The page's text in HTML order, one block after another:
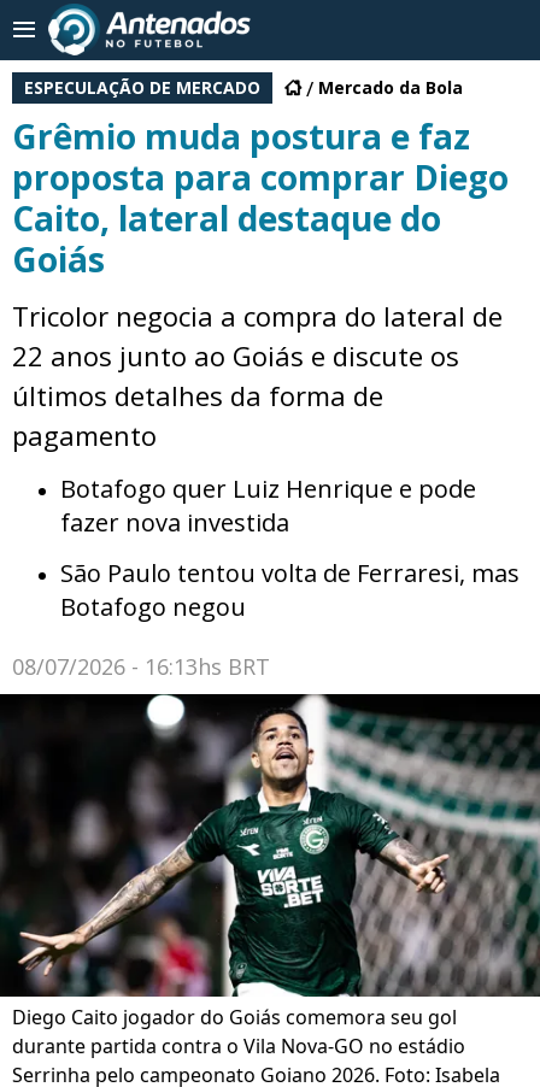
ESPECULAÇÃO DE MERCADO Mercado da Bola
Grêmio muda postura e faz
proposta para comprar Diego
Caito, lateral destaque do
Goiás
Tricolor negocia a compra do lateral de
22 anos junto ao Goiás e discute os
últimos detalhes da forma de
pagamento
Botafogo quer Luiz Henrique e pode
fazer nova investida
São Paulo tentou volta de Ferraresi, mas
Botafogo negou
08/07/2026 - 16:13hs BRT
Diego Caito jogador do Goiás comemora seu gol
durante partida contra o Vila Nova-GO no estádio
Serrinha pelo campeonato Goiano 2026. Foto: Isabela